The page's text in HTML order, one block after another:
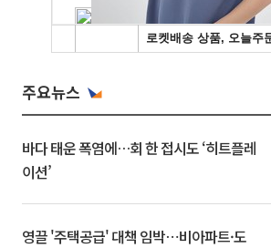
주요뉴스
바다 태운 폭염에…회 한 접시도 ‘히트플레
이션’
영끌 '주택공급' 대책 임박⋯비아파트·도